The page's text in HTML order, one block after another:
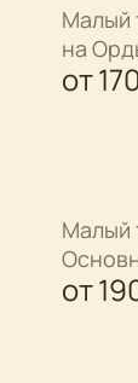
Малый
на
от
Малый
от